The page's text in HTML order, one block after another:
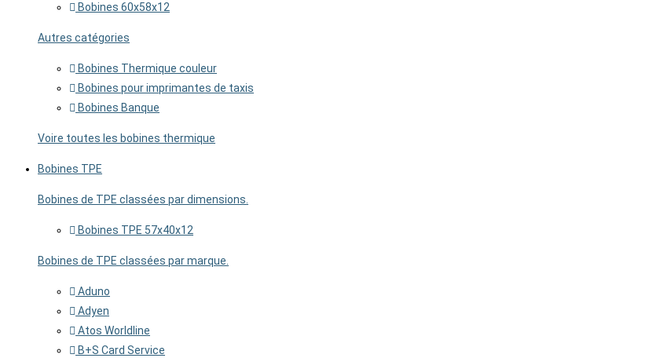
Bobines 60x58x12
Autres catégories
Bobines Thermique couleur
Bobines pour imprimantes de taxis
Bobines Banque
Voire toutes les bobines thermique
Bobines TPE
Bobines de TPE classées par dimensions.
Bobines TPE 57x40x12
Bobines de TPE classées par marque.
Aduno
Adyen
Atos Worldline
B+S Card Service